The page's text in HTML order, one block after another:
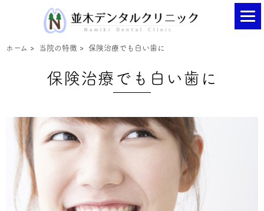
ホーム > 当院の特徴 > 保険治療でも白い歯に
保険治療でも白い歯に